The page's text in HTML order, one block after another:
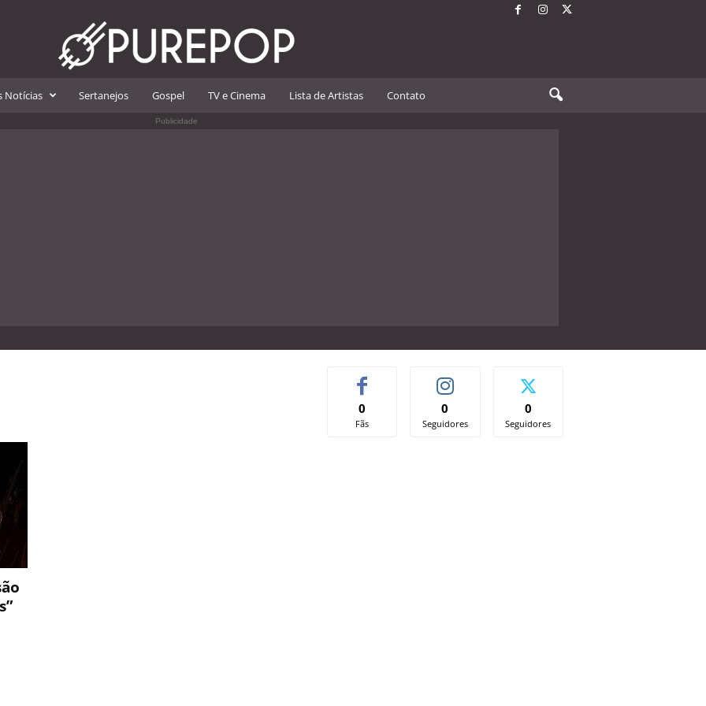
Notícias Sertanejos Gospel TV e Cinema Lista de Artistas Contato
Publicidade
0
Fãs
0
Seguidores
0
Seguidores